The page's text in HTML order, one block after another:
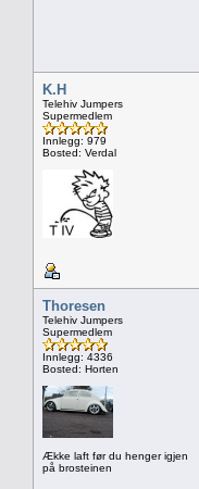
K.H
Telehiv Jumpers
Supermedlem
Innlegg: 979
Bosted: Verdal
Thoresen
Telehiv Jumpers
Supermedlem
Innlegg: 4336
Bosted: Horten
Ække laft før du henger igjen
på brosteinen